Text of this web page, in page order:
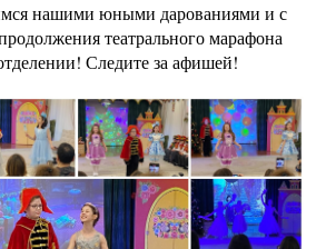
нашими юными дарованиями и с
театрального марафона
Следите за афишей!